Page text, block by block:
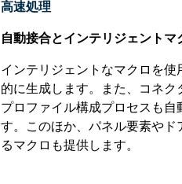
高速処理
自動接合とインテリジェントマ
インテリジェントなマクロを使
的に生成します。また、コネク
プロファイル構成プロセスも自
す。このほか、パネル要素やド
るマクロも提供します。